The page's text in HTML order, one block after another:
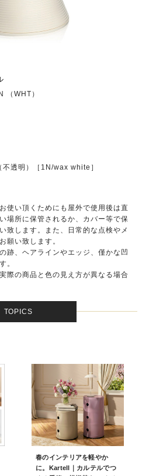
（WHT）
不透明）［1N/wax white］
使い頂くためにも屋外で使用後は直
場所に保管されるか、カバー等で保
致します。また、日常的な点検やメ
願い致します。
跡、ヘアラインやエッジ、僅かな凹
。
際の商品と色の見え方が異なる場合
TOPICS
春のインテリアを軽やか
に。Kartell｜カルテルでつ